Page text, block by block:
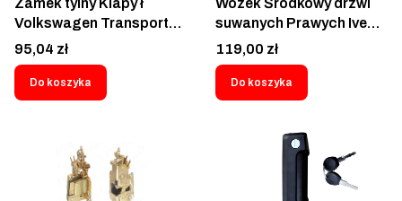
Volkswagen Transporter
T4 Caravelle Multivan
1990-2003
Cena
95,04 zł
Do koszyka
suwanych Prawych Iveco
Daily 2006-2014-
3080Z-71Z
Cena
119,00 zł
Do koszyka